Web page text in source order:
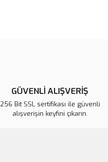
GÜVENLİ ALIŞVERİŞ
256 Bit SSL sertifikası ile güvenli
alışverişin keyfini çıkarın.